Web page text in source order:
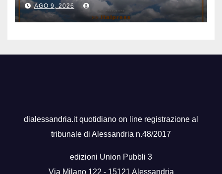
AGO 9, 2026
dialessandria.it quotidiano on line registrazione al
tribunale di Alessandria n.48/2017
edizioni Union Pubbli 3
Via Milano 122 - 15121 Alessandria